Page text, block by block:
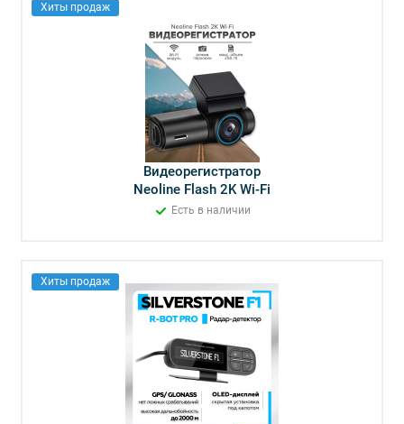
Хиты продаж
Видеорегистратор
Neoline Flash 2K Wi-Fi
Есть в наличии
Хиты продаж